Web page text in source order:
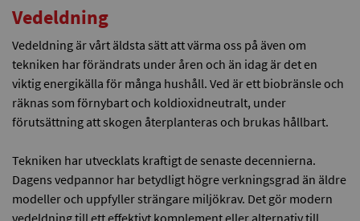
Vedeldning
Vedeldning är vårt äldsta sätt att värma oss på även om
tekniken har förändrats under åren och än idag är det en
viktig energikälla för många hushåll. Ved är ett biobränsle och
räknas som förnybart och koldioxidneutralt, under
förutsättning att skogen återplanteras och brukas hållbart.
Tekniken har utvecklats kraftigt de senaste decennierna.
Dagens vedpannor har betydligt högre verkningsgrad än äldre
modeller och uppfyller strängare miljökrav. Det gör modern